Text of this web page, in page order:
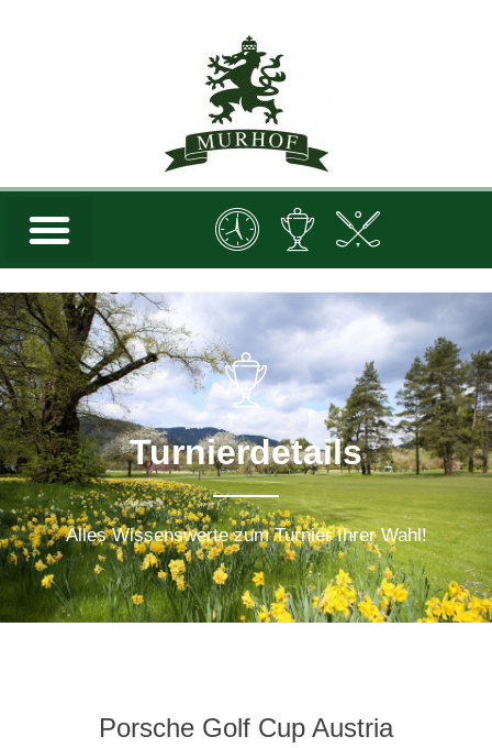
Turnierdetails
Alles Wissenswerte zum Turnier Ihrer Wahl!
Porsche Golf Cup Austria